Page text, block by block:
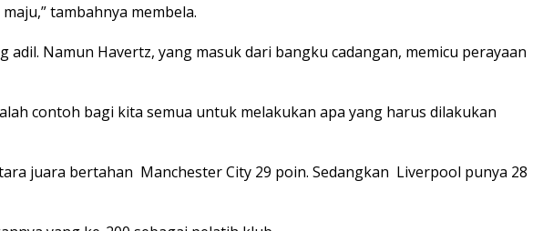
tambahnya membela.
Namun Havertz, yang masuk dari bangku cadangan, memicu perayaan
contoh bagi kita semua untuk melakukan apa yang harus dilakukan
juara bertahan Manchester City 29 poin. Sedangkan Liverpool punya 28